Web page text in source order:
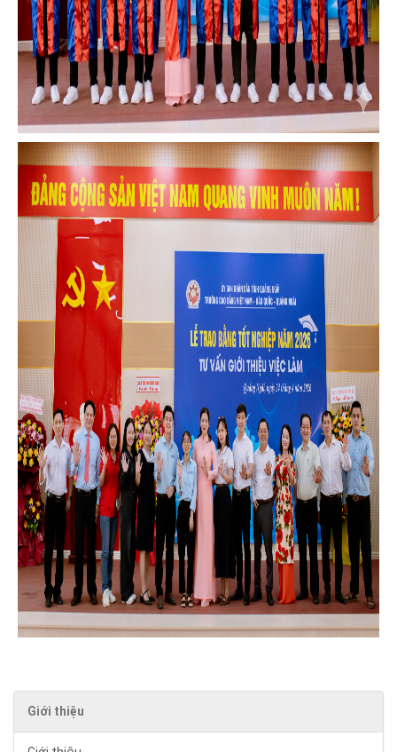
Giới thiệu